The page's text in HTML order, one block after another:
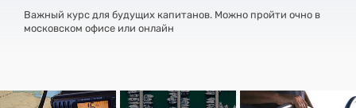
Важный курс для будущих капитанов. Можно пройти очно в
московском офисе или онлайн